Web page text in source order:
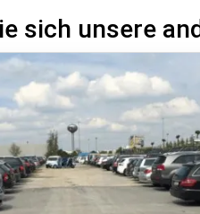
sich unsere